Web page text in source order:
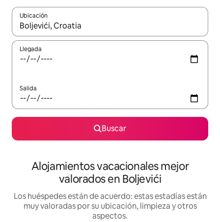
Ubicación
Cuando los resultados estén disponibles, navega con las
Llegada
Salida
Buscar
Alojamientos vacacionales mejor
valorados en Boljevići
Los huéspedes están de acuerdo: estas estadías están
muy valoradas por su ubicación, limpieza y otros
aspectos.